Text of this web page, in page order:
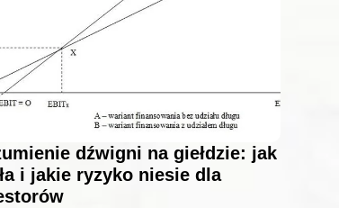
dźwigni na giełdzie: jak
i jakie ryzyko niesie dla